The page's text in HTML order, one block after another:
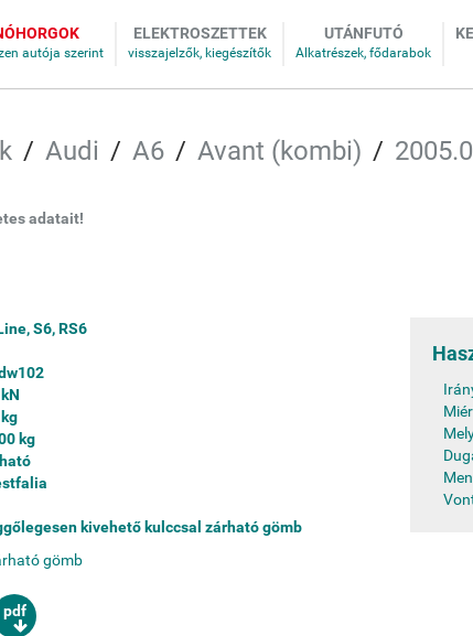
ELEKTROSZETTEK UTÁNFUTÓ
Audi A6 Avant (kombi)
adatait!
S6, RS6
kg
kivehető kulccsal zárható gömb
pdf